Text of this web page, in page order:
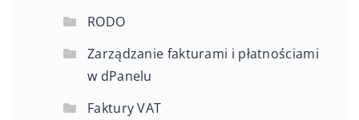
RODO
Zarządzanie fakturami i płatnościami
w dPanelu
Faktury VAT